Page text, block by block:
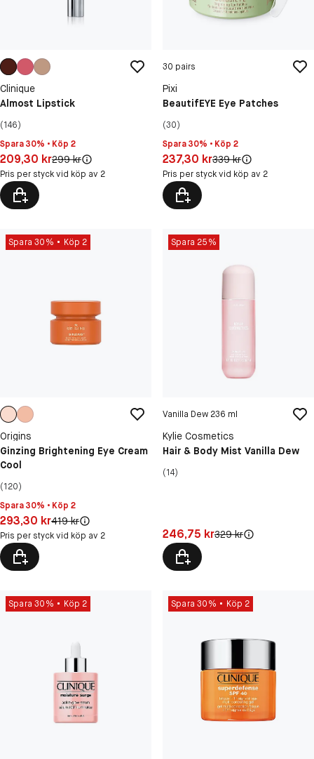
Clinique
Almost Lipstick
(146)
Spara 30% • Köp 2
Pris: 209,30 kr
209,30 krOriginal pris:
299 kr
Pris per styck vid köp av 2
30 pairs
Pixi
BeautifEYE Eye Patches
(30)
Spara 30% • Köp 2
Pris: 237,30 kr
237,30 krOriginal pris:
339 kr
Pris per styck vid köp av 2
Spara 30% Köp 2
Origins
Ginzing Brightening Eye Cream
Cool
(120)
Spara 30% • Köp 2
Pris: 293,30 kr
293,30 krOriginal pris:
419 kr
Pris per styck vid köp av 2
Spara 25%
Vanilla Dew 236 ml
Kylie Cosmetics
Hair & Body Mist Vanilla Dew
(14)
Pris: 246,75 kr
246,75 krOriginal pris:
329 kr
Spara 30% Köp 2 Spara 30% Köp 2